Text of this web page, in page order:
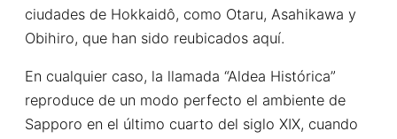
ciudades de Hokkaidô, como Otaru, Asahikawa y
Obihiro, que han sido reubicados aquí.
En cualquier caso, la llamada “Aldea Histórica”
reproduce de un modo perfecto el ambiente de
Sapporo en el último cuarto del siglo XIX, cuando